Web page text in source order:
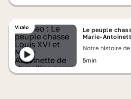
Vidéo
Le peuple
Marie-
Notre histoire
5min